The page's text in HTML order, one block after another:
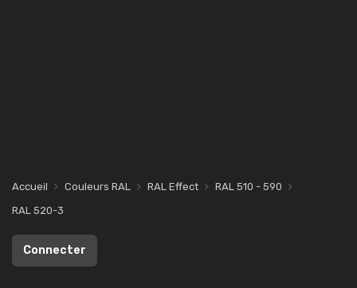
Accueil Couleurs RAL RAL Effect
RAL 510 - 590
RAL 520-3
Connecter